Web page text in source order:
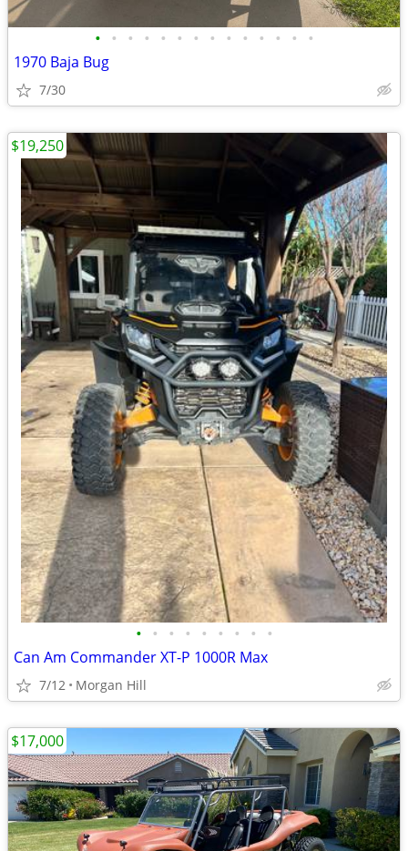
• • • • • • • • • • • • • •
1970 Baja Bug
7/30
• • • • • • • • •
Can Am Commander XT-P 1000R Max
7/12 Morgan Hill
$19,250
$17,000